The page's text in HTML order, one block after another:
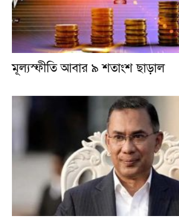
মূল্যস্ফীতি আবার ৯ শতাংশ ছাড়াল